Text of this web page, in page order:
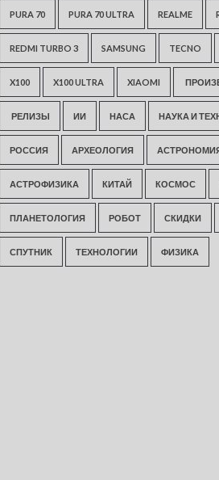
PURA 70 PURA 70 ULTRA REALME
REDMI TURBO 3 SAMSUNG TECNO
X100 X100 ULTRA XIAOMI
РЕЛИЗЫ ИИ НАСА НАУКА И
РОССИЯ АРХЕОЛОГИЯ
АСТРОФИЗИКА КИТАЙ КОСМОС
ПЛАНЕТОЛОГИЯ РОБОТ СКИДКИ
СПУТНИК ТЕХНОЛОГИИ ФИЗИКА